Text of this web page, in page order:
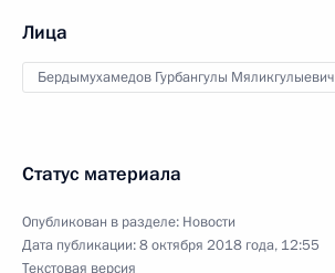
Лица
Бердымухамедов Гурбангулы Мяликгулыевич
Статус материала
Опубликован в разделе: Новости
Дата публикации:8 октября 2018 года, 12:55
Текстовая версия